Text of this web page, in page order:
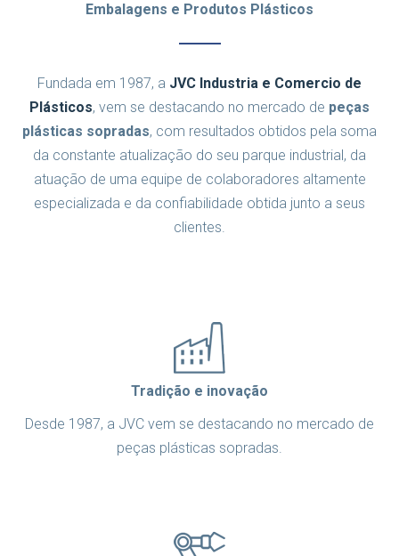
Embalagens e Produtos Plásticos
Fundada em 1987, a JVC Industria e Comercio de
Plásticos, vem se destacando no mercado de peças
plásticas sopradas, com resultados obtidos pela soma
da constante atualização do seu parque industrial, da
atuação de uma equipe de colaboradores altamente
especializada e da confiabilidade obtida junto a seus
clientes.
Tradição e inovação
Desde 1987, a JVC vem se destacando no mercado de
peças plásticas sopradas.